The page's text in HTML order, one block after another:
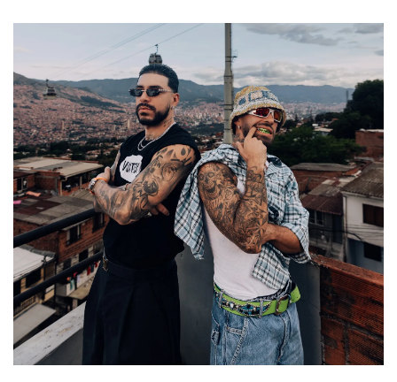
Nueva canción
Ryan Castro y Feid se unen otra vez y
lanzan "Mentira", su tercera colaboración